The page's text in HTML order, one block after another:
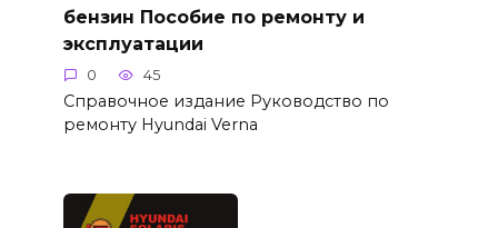
бензин Пособие по ремонту и
эксплуатации
0 45
Справочное издание Руководство по
ремонту Hyundai Verna